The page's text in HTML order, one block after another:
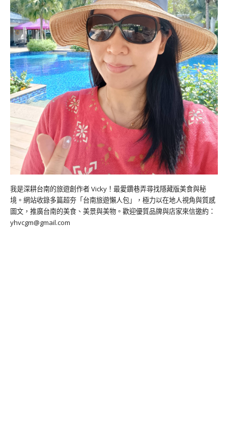
我是深耕台南的旅遊創作者 Vicky！最愛鑽巷弄尋找隱藏版美食與秘
境。網站收錄多篇超夯「台南旅遊懶人包」，極力以在地人視角與質感
圖文，推廣台南的美食、美景與美物。歡迎優質品牌與店家來信邀約：
yhvcgm@gmail.com